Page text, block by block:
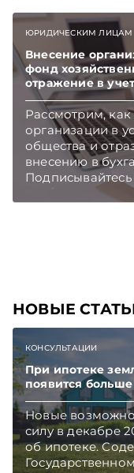
ЮРИДИЧЕСКИМ ЛИЦАМ
Внесение
фонд
отражение в
Рассмотрим,
организации в
общества и
внесению в
Подписывайтесь
чтобы не
НОВЫЕ
КОНСУЛЬТАЦИИ
При ипотеке
появится больше
Новые
силу в декабре
об ипотеке.